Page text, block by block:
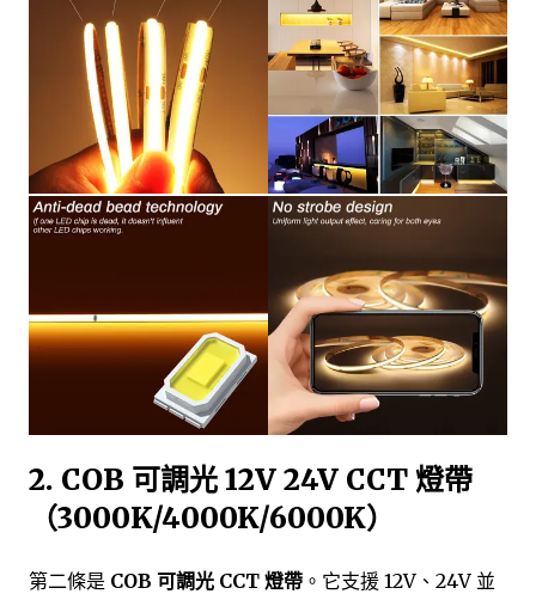
2. COB 可調光 12V 24V CCT 燈帶
（3000K/4000K/6000K）
第二條是 COB 可調光 CCT 燈帶 。它支援 12V、24V 並